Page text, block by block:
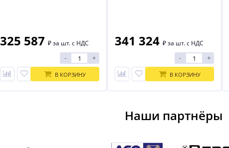
341 324 ₽за шт. с НДС
- +
В КОРЗИНУ
325 587 ₽за шт. с НДС
- +
В КОРЗИНУ
Наши партнёры